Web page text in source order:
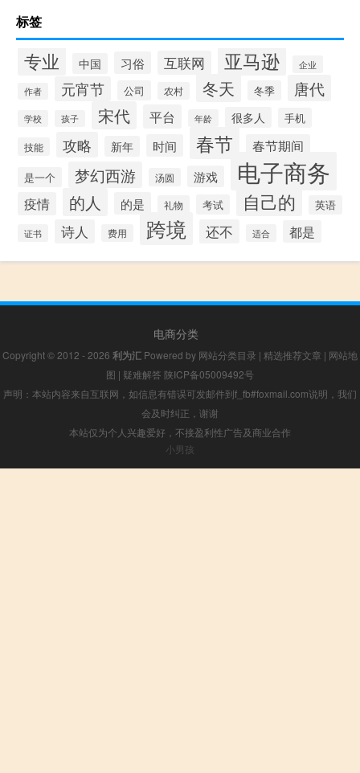
标签
专业 中国 习俗 互联网 亚马逊 企业
作者 元宵节 公司 农村 冬天 冬季 唐代
学校 孩子 宋代 平台 年龄 很多人 手机
技能 攻略 新年 时间 春节 春节期间
是一个 梦幻西游 汤圆 游戏 电子商务
疫情 的人 的是 礼物 考试 自己的 英语
证书 诗人 费用 跨境 还不 适合 都是
电商分类
Copyright © 2012 - 2026 利为汇 Powered by 网站分类目录 | 精选推荐文章 | 网站地
图 | 疑难解答 陕ICP备05009492号
声明：本站内容来自互联网，如信息有错误可发邮件到f_fb#foxmail.com说明，我们
会及时纠正，谢谢
本站仅为个人兴趣爱好，不接盈利性广告及商业合作
小男孩